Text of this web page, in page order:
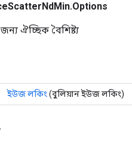
ঐচ্ছিক বৈশিষ্ট্য
ইউজ লকিং (বুলিয়ান ইউজ লকিং)